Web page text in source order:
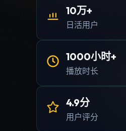
10万+
日活用户
1000小时+
播放时长
4.9分
用户评分